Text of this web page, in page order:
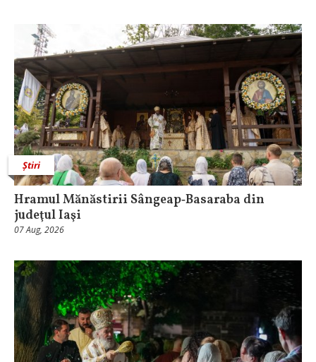
Știri
Hramul Mănăstirii Sângeap‑Basaraba din
judeţul Iaşi
07 Aug, 2026